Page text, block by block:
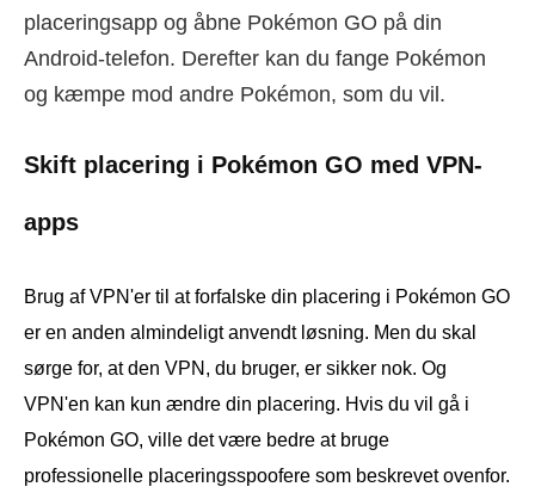
placeringsapp og åbne Pokémon GO på din
Android-telefon. Derefter kan du fange Pokémon
og kæmpe mod andre Pokémon, som du vil.
Skift placering i Pokémon GO med VPN-
apps
Brug af VPN'er til at forfalske din placering i Pokémon GO
er en anden almindeligt anvendt løsning. Men du skal
sørge for, at den VPN, du bruger, er sikker nok. Og
VPN'en kan kun ændre din placering. Hvis du vil gå i
Pokémon GO, ville det være bedre at bruge
professionelle placeringsspoofere som beskrevet ovenfor.